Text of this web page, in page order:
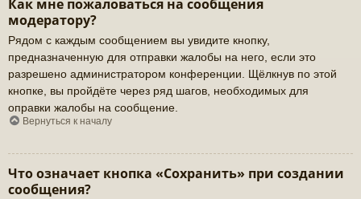
Как мне пожаловаться на сообщения
модератору?
Рядом с каждым сообщением вы увидите кнопку,
предназначенную для отправки жалобы на него, если это
разрешено администратором конференции. Щёлкнув по этой
кнопке, вы пройдёте через ряд шагов, необходимых для
оправки жалобы на сообщение.
Вернуться к началу
Что означает кнопка «Сохранить» при создании
сообщения?